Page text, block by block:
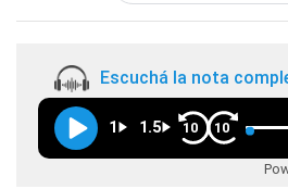
Escuchá la nota
1 1.5 10 10